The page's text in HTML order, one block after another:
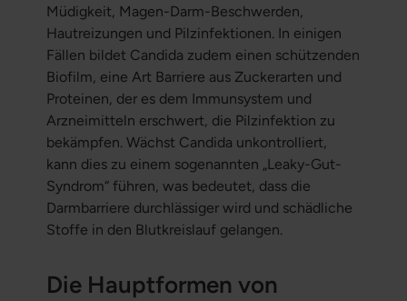
Müdigkeit, Magen-Darm-Beschwerden,
Hautreizungen und Pilzinfektionen. In einigen
Fällen bildet Candida zudem einen schützenden
Biofilm, eine Art Barriere aus Zuckerarten und
Proteinen, der es dem Immunsystem und
Arzneimitteln erschwert, die Pilzinfektion zu
bekämpfen. Wächst Candida unkontrolliert,
kann dies zu einem sogenannten „Leaky-Gut-
Syndrom“ führen, was bedeutet, dass die
Darmbarriere durchlässiger wird und schädliche
Stoffe in den Blutkreislauf gelangen.
Die Hauptformen von